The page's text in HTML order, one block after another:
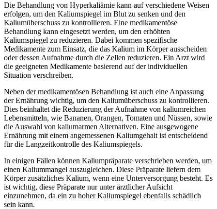
Die Behandlung von Hyperkaliämie kann auf verschiedene Weisen
erfolgen, um den Kaliumspiegel im Blut zu senken und den
Kaliumüberschuss zu kontrollieren. Eine medikamentöse
Behandlung kann eingesetzt werden, um den erhöhten
Kaliumspiegel zu reduzieren. Dabei kommen spezifische
Medikamente zum Einsatz, die das Kalium im Körper ausscheiden
oder dessen Aufnahme durch die Zellen reduzieren. Ein Arzt wird
die geeigneten Medikamente basierend auf der individuellen
Situation verschreiben.
Neben der medikamentösen Behandlung ist auch eine Anpassung
der Ernährung wichtig, um den Kaliumüberschuss zu kontrollieren.
Dies beinhaltet die Reduzierung der Aufnahme von kaliumreichen
Lebensmitteln, wie Bananen, Orangen, Tomaten und Nüssen, sowie
die Auswahl von kaliumarmen Alternativen. Eine ausgewogene
Ernährung mit einem angemessenen Kaliumgehalt ist entscheidend
für die Langzeitkontrolle des Kaliumspiegels.
In einigen Fällen können Kaliumpräparate verschrieben werden, um
einen Kaliummangel auszugleichen. Diese Präparate liefern dem
Körper zusätzliches Kalium, wenn eine Unterversorgung besteht. Es
ist wichtig, diese Präparate nur unter ärztlicher Aufsicht
einzunehmen, da ein zu hoher Kaliumspiegel ebenfalls schädlich
sein kann.